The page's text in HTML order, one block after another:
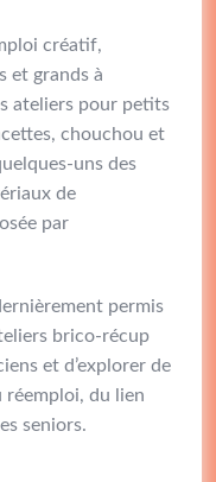
créatif,
et grands à
ateliers pour petits
chouchou et
uns des
de
par
permis
brico-récup
et d’explorer de
réemploi, du lien
seniors.